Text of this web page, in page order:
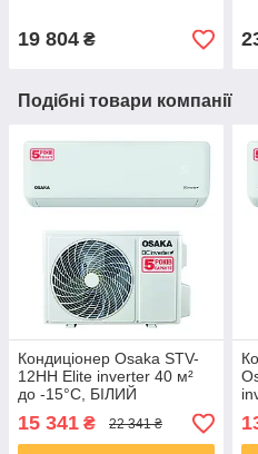
19 804 ₴
Подібні товари компанії
Кондиціонер Osaka STV-
12HH Elite inverter 40 м²
до -15°C, БІЛИЙ
15 341 ₴ 22 341 ₴